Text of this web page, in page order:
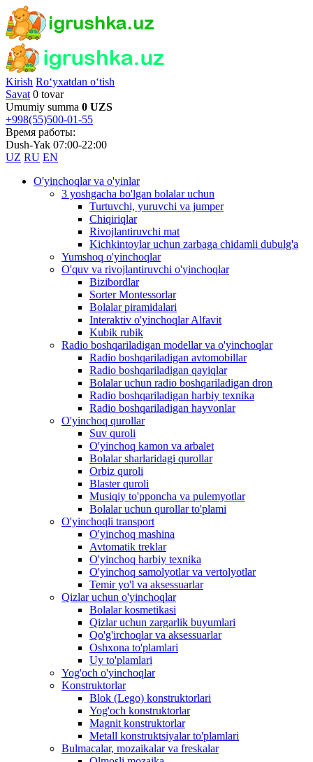
Kirish Ro‘yxatdan o‘tish
Savat 0 tovar
Umumiy summa 0 UZS
+998(55)500-01-55
Время работы:
Dush-Yak 07:00-22:00
UZ RU EN
O'yinchoqlar va o'yinlar
3 yoshgacha bo'lgan bolalar uchun
Turtuvchi, yuruvchi va jumper
Chiqiriqlar
Rivojlantiruvchi mat
Kichkintoylar uchun zarbaga chidamli dubulg'a
Yumshoq o'yinchoqlar
O'quv va rivojlantiruvchi o'yinchoqlar
Bizibordlar
Sorter Montessorlar
Bolalar piramidalari
Interaktiv o'yinchoqlar Alfavit
Kubik rubik
Radio boshqariladigan modellar va o'yinchoqlar
Radio boshqariladigan avtomobillar
Radio boshqariladigan qayiqlar
Bolalar uchun radio boshqariladigan dron
Radio boshqariladigan harbiy texnika
Radio boshqariladigan hayvonlar
O'yinchoq qurollar
Suv quroli
O'yinchoq kamon va arbalet
Bolalar sharlaridagi qurollar
Orbiz quroli
Blaster quroli
Musiqiy to'pponcha va pulemyotlar
Bolalar uchun qurollar to'plami
O'yinchoqli transport
O'yinchoq mashina
Avtomatik treklar
O'yinchoq harbiy texnika
O'yinchoq samolyotlar va vertolyotlar
Temir yo'l va aksessuarlar
Qizlar uchun o'yinchoqlar
Bolalar kosmetikasi
Qizlar uchun zargarlik buyumlari
Qo'g'irchoqlar va aksessuarlar
Oshxona to'plamlari
Uy to'plamlari
Yog'och o'yinchoqlar
Konstruktorlar
Blok (Lego) konstruktorlari
Yog'och konstruktorlar
Magnit konstruktorlar
Metall konstruktsiyalar to'plamlari
Bulmacalar, mozaikalar va freskalar